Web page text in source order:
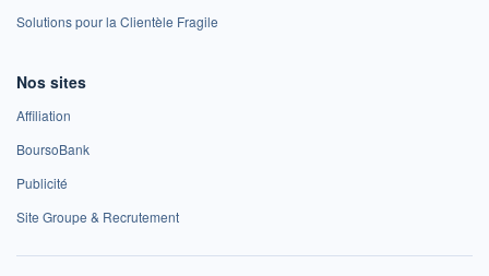
Solutions pour la Clientèle Fragile
Nos sites
Affiliation
BoursoBank
Publicité
Site Groupe & Recrutement